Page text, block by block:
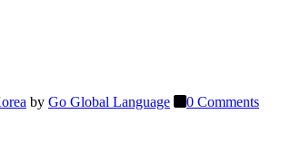
by Go Global Language 0 Comments